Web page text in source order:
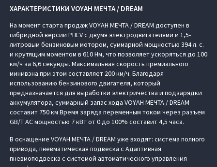
ХАРАКТЕРИСТИКИ VOYAH МЕЧТА / DREAM
На момент старта продаж VOYAH МЕЧТА / DREAM доступен в
гибридной версии PHEV с двумя электродвигателями и 1,5-
литровым бензиновым мотором, суммарной мощностью 394 л. с.
и крутящим моментом в 610 Нм, что позволяет ускоряться до 100
км/ч за 6,6 секунды. Максимальная скорость премиального
минивэна при этом составляет 200 км/ч. Благодаря
использованию бензинового двигателя, который
предназначается для выработки электричества и подзарядки
аккумулятора, суммарный запас хода VOYAH МЕЧТА / DREAM
составит 750 км Время заряда переменным током через разъем
GB/T AC мощностью 7 кВт от 0 до 100% составит 4,5 часа.
В оснащение VOYAH МЕЧТА / DREAM уже входят: система полного
привода, пневматическая подвеска с Адаптивная
пневмоподвеска с системой автоматического управления